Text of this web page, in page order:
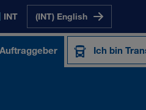
INT (INT) English
Ich bin